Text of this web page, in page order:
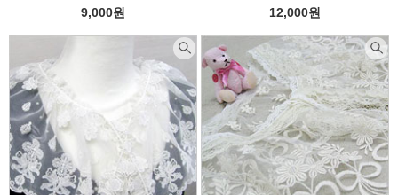
9,000원 12,000원